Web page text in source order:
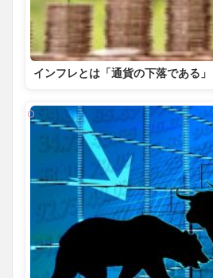
インフレとは「通貨の下落である